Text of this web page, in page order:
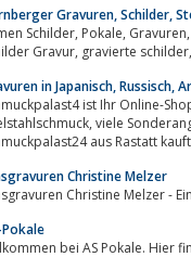
Gravuren, Schilder,
für Lörrach, Basel, Weil am Rhein, Rheinfelden, Schilder drucken , Schilder gravieren,
in Japanisch, Russisch,
ist Ihr Online-
Sonderangebote im bereichen Kinderschmuck, Id Armbänder, Tauf Armbänder, Gravur Anhänger.
Christine Melzer
Christine Melzer -
bei AS Pokale. Hier